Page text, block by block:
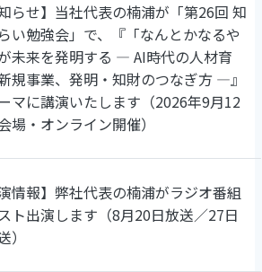
知らせ】当社代表の楠浦が「第26回 知
い勉強会」で、『「なんとかなるや
未来を発明する ― AI時代の人材育
規事業、発明・知財のつなぎ方 ―』
マに講演いたします（2026年9月12
場・オンライン開催）
演情報】弊社代表の楠浦がラジオ番組
ト出演します（8月20日放送／27日
）